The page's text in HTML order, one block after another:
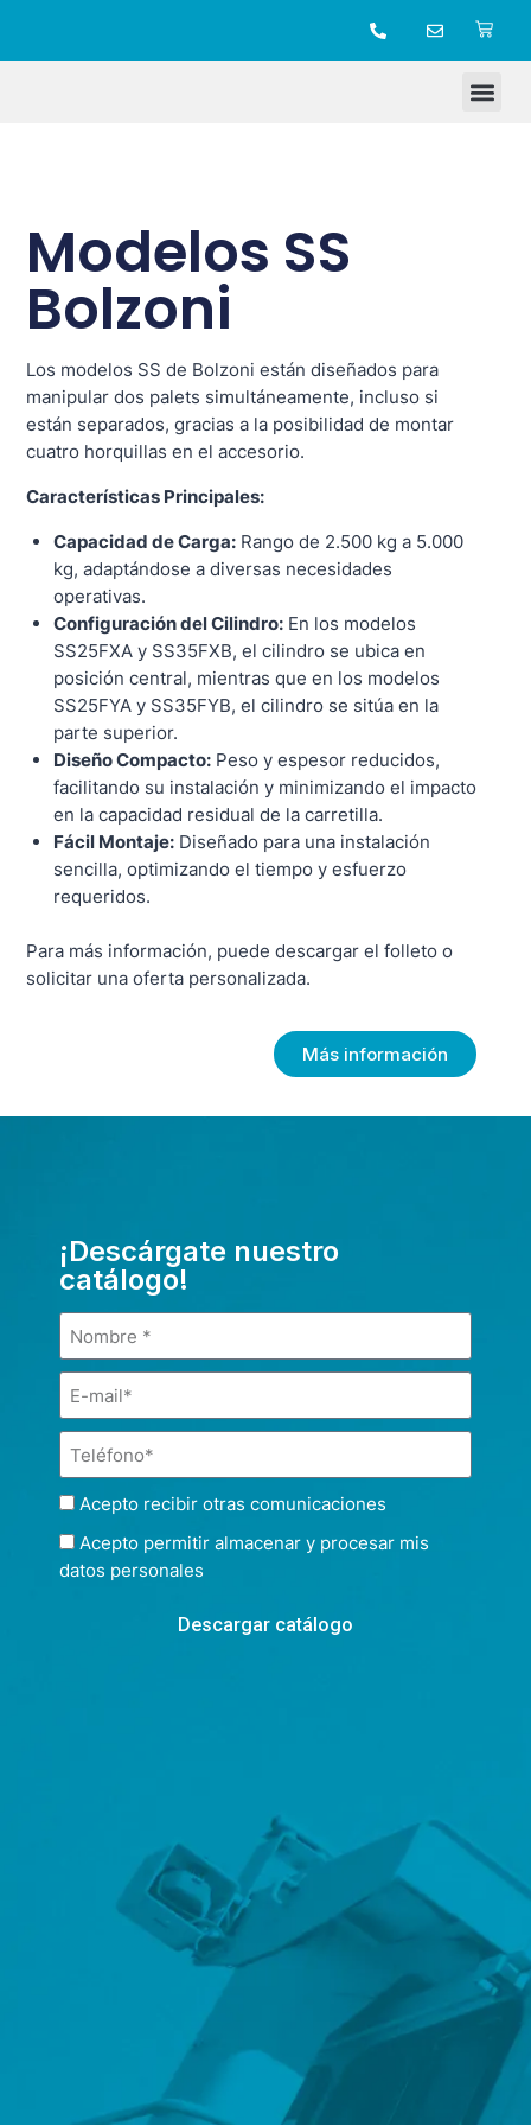
Modelos SS
Bolzoni
Los modelos SS de Bolzoni están diseñados para
manipular dos palets simultáneamente, incluso si
están separados, gracias a la posibilidad de montar
cuatro horquillas en el accesorio.
Características Principales:
Capacidad de Carga:Rango de 2.500 kg a 5.000
kg, adaptándose a diversas necesidades
operativas.
Configuración del Cilindro:En los modelos
SS25FXA y SS35FXB, el cilindro se ubica en
posición central, mientras que en los modelos
SS25FYA y SS35FYB, el cilindro se sitúa en la
parte superior.
Diseño Compacto:Peso y espesor reducidos,
facilitando su instalación y minimizando el impacto
en la capacidad residual de la carretilla.
Fácil Montaje:Diseñado para una instalación
sencilla, optimizando el tiempo y esfuerzo
requeridos.
Para más información, puede descargar el folleto o
solicitar una oferta personalizada.
Más información
¡Descárgate nuestro
catálogo!
Acepto recibir otras comunicaciones
Acepto permitir almacenar y procesar mis
datos personales
Descargar catálogo